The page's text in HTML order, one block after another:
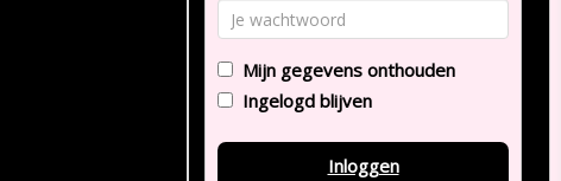
Mijn gegevens onthouden
Ingelogd blijven
Inloggen